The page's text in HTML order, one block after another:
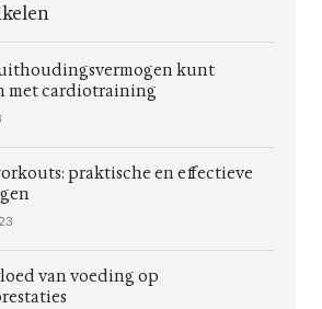
kunt
met cardiotraining
praktische en effectieve
van voeding op